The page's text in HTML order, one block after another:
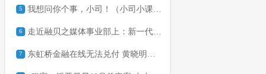
5 我想问你个事，小司！（小司小课堂两个月有奖互动）
6
7